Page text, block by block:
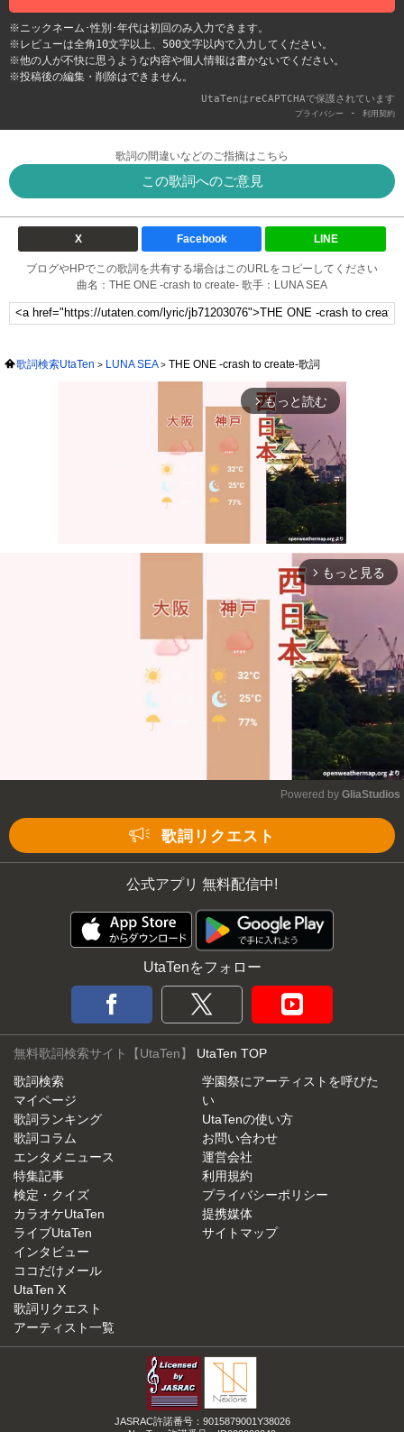
※ニックネーム･性別･年代は初回のみ入力できます。
※レビューは全角10文字以上、500文字以内で入力してください。
※他の人が不快に思うような内容や個人情報は書かないでください。
※投稿後の編集・削除はできません。
UtaTenはreCAPTCHAで保護されています
プライバシー - 利用契約
歌詞の間違いなどのご指摘はこちら
この歌詞へのご意見
X Facebook LINE
ブログやHPでこの歌詞を共有する場合はこのURLをコピーしてください
曲名：THE ONE -crash to create- 歌手：LUNA SEA
歌詞検索UtaTen LUNA SEA THE ONE -crash to create-歌詞
arrow_forward_ios もっと読む
Mute
arrow_forward_ios もっと見る
Powered by GliaStudios
歌詞リクエスト
公式アプリ 無料配信中!
UtaTenをフォロー
無料歌詞検索サイト【UtaTen】 UtaTen TOP
歌詞検索
マイページ
歌詞ランキング
歌詞コラム
エンタメニュース
特集記事
検定・クイズ
カラオケUtaTen
ライブUtaTen
インタビュー
ココだけメール
UtaTen X
歌詞リクエスト
アーティスト一覧
学園祭にアーティストを呼びた
い
UtaTenの使い方
お問い合わせ
運営会社
利用規約
プライバシーポリシー
提携媒体
サイトマップ
JASRAC許諾番号：9015879001Y38026